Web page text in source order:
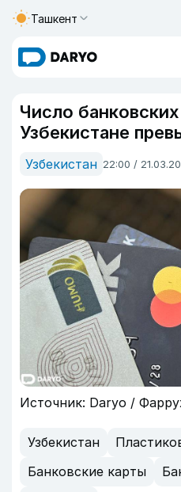
Ташкент
Число банковских
Узбекистане
Узбекистан 22:00 /
Источник: Daryo /
Узбекистан
Банковские карты